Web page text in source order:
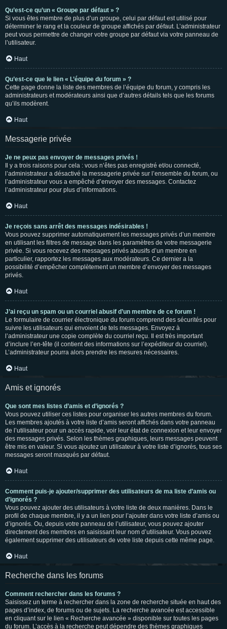
Qu’est-ce qu’un « Groupe par défaut » ?
Si vous êtes membre de plus d’un groupe, celui par défaut est utilisé pour
déterminer le rang et la couleur de groupe affichés par défaut. L’administrateur
peut vous permettre de changer votre groupe par défaut via votre panneau de
l’utilisateur.
Haut
Qu’est-ce que le lien « L’équipe du forum » ?
Cette page donne la liste des membres de l’équipe du forum, y compris les
administrateurs et modérateurs ainsi que d’autres détails tels que les forums
qu’ils modèrent.
Haut
Messagerie privée
Je ne peux pas envoyer de messages privés !
Il y a trois raisons pour cela : vous n’êtes pas enregistré et/ou connecté,
l’administrateur a désactivé la messagerie privée sur l’ensemble du forum, ou
l’administrateur vous a empêché d’envoyer des messages. Contactez
l’administrateur pour plus d’informations.
Haut
Je reçois sans arrêt des messages indésirables !
Vous pouvez supprimer automatiquement les messages privés d’un membre
en utilisant les filtres de message dans les paramètres de votre messagerie
privée. Si vous recevez des messages privés abusifs d’un membre en
particulier, rapportez les messages aux modérateurs. Ce dernier a la
possibilité d’empêcher complètement un membre d’envoyer des messages
privés.
Haut
J’ai reçu un spam ou un courriel abusif d’un membre de ce forum !
Le formulaire de courrier électronique du forum comprend des sécurités pour
suivre les utilisateurs qui envoient de tels messages. Envoyez à
l’administrateur une copie complète du courriel reçu. Il est très important
d’inclure l’en-tête (il contient des informations sur l’expéditeur du courriel).
L’administrateur pourra alors prendre les mesures nécessaires.
Haut
Amis et ignorés
Que sont mes listes d’amis et d’ignorés ?
Vous pouvez utiliser ces listes pour organiser les autres membres du forum.
Les membres ajoutés à votre liste d’amis seront affichés dans votre panneau
de l’utilisateur pour un accès rapide, voir leur état de connexion et leur envoyer
des messages privés. Selon les thèmes graphiques, leurs messages peuvent
être mis en valeur. Si vous ajoutez un utilisateur à votre liste d’ignorés, tous ses
messages seront masqués par défaut.
Haut
Comment puis-je ajouter/supprimer des utilisateurs de ma liste d’amis ou
d’ignorés ?
Vous pouvez ajouter des utilisateurs à votre liste de deux manières. Dans le
profil de chaque membre, il y a un lien pour l’ajouter dans votre liste d’amis ou
d’ignorés. Ou, depuis votre panneau de l’utilisateur, vous pouvez ajouter
directement des membres en saisissant leur nom d’utilisateur. Vous pouvez
également supprimer des utilisateurs de votre liste depuis cette même page.
Haut
Recherche dans les forums
Comment rechercher dans les forums ?
Saisissez un terme à rechercher dans la zone de recherche située en haut des
pages d’index, de forums ou de sujets. La recherche avancée est accessible
en cliquant sur le lien « Recherche avancée » disponible sur toutes les pages
du forum. L’accès à la recherche peut dépendre des thèmes graphiques